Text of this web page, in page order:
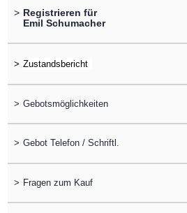
> Registrieren für
Emil Schumacher
>
> Gebotsmöglichkeiten
> Gebot Telefon / Schriftl.
> Fragen zum Kauf